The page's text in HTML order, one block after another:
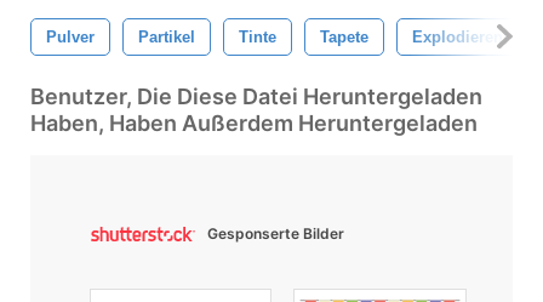
Pulver Partikel Tinte Tapete Explodieren
Benutzer, Die Diese Datei Heruntergeladen
Haben, Haben Außerdem Heruntergeladen
Gesponserte Bilder